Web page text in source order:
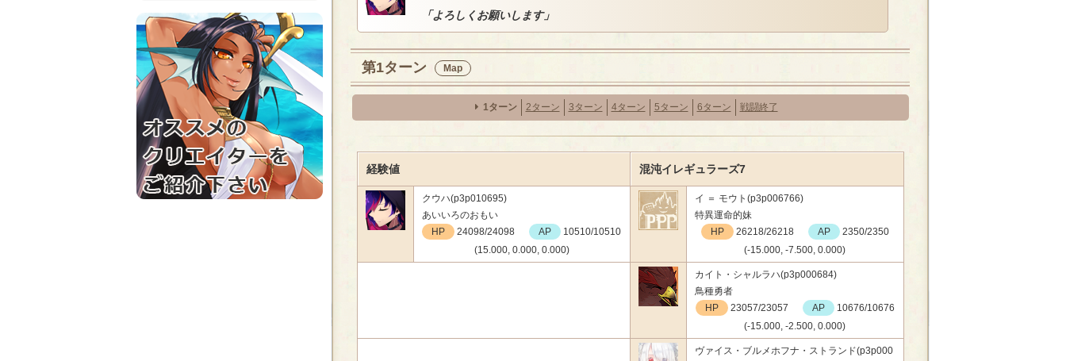
「よろしくお願いします」
第1ターン Map
1ターン 2ターン 3ターン 4ターン 5ターン 6ターン 戦闘終了
経験値 混沌イレギュラーズ7
クウハ(p3p010695)
あいいろのおもい
HP
24098/24098 AP
10510/10510
(15.000, 0.000, 0.000)
イ ＝ モウト(p3p006766)
特異運命的妹
HP
26218/26218 AP
2350/2350
(-15.000, -7.500, 0.000)
カイト・シャルラハ(p3p000684)
鳥種勇者
HP
23057/23057 AP
10676/10676
(-15.000, -2.500, 0.000)
ヴァイス・ブルメホフナ・ストランド(p3p000